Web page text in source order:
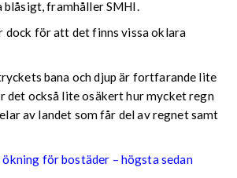
blåsigt, framhåller SMHI.
dock för att det finns vissa oklara
bana och djup är fortfarande lite
det också lite osäkert hur mycket regn
av landet som får del av regnet samt
ökning för bostäder – högsta sedan